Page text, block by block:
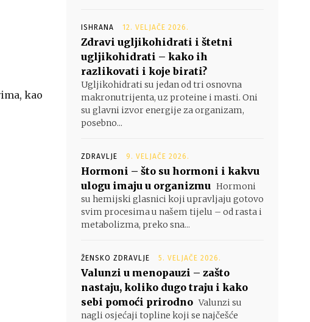
kao
ISHRANA 12. VELJAČE 2026.
Zdravi ugljikohidrati i štetni
ugljikohidrati – kako ih
razlikovati i koje birati?
Ugljikohidrati su jedan od tri osnovna
makronutrijenta, uz proteine i masti. Oni
su glavni izvor energije za organizam,
posebno...
ZDRAVLJE 9. VELJAČE 2026.
Hormoni – što su hormoni i kakvu
ulogu imaju u organizmu Hormoni
su hemijski glasnici koji upravljaju gotovo
svim procesima u našem tijelu – od rasta i
metabolizma, preko sna...
ŽENSKO ZDRAVLJE 5. VELJAČE 2026.
Valunzi u menopauzi – zašto
nastaju, koliko dugo traju i kako
sebi pomoći prirodno Valunzi su
nagli osjećaji topline koji se najčešće